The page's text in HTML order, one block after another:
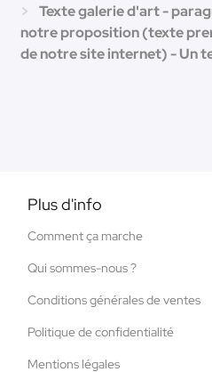
Texte galerie d'art -
notre proposition (texte
de notre site internet) - Un
Plus d'info
Comment ça marche
Qui sommes-nous ?
Conditions générales de ventes
Politique de confidentialité
Mentions légales